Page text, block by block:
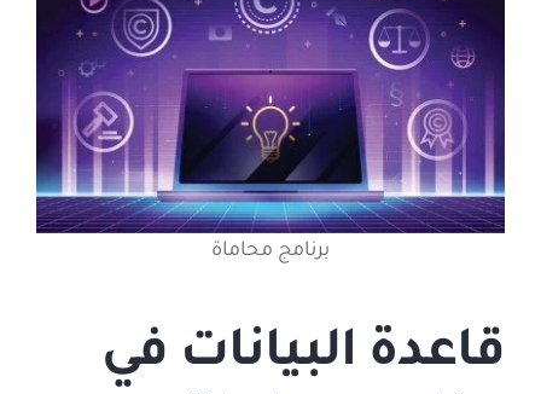
برنامج محاماة
قاعدة البيانات في